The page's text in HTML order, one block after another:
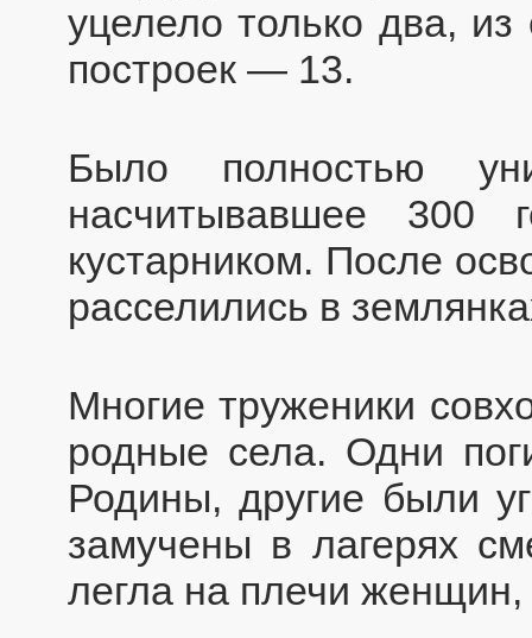
уцелело только два,
построек — 13.
Было полностью
насчитывавшее 300
кустарником. После
расселились в
Многие труженики
родные села. Одни
Родины, другие были
замучены в лагерях
легла на плечи женщин,